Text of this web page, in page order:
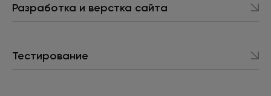
Разработка и верстка сайта
Тестирование